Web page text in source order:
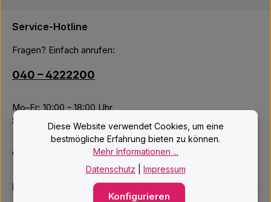
Service-Hotline
Fragen? Einfach anrufen:
040 – 4222200
Mo–Fr: 10:00 – 18:00 Uhr
Sa: 09:00 – 14:00 Uhr
Oder über unser Kontaktformular.
Informationen
Diese Website verwendet Cookies, um eine
bestmögliche Erfahrung bieten zu können.
Mehr Informationen ...
Datenschutz
Impressum
Konfigurieren